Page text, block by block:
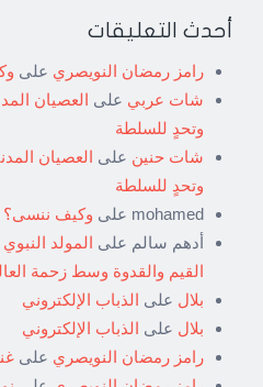
أحدث التعليقات
رامز رمضان النويصري على
شات عربي على العصيان
وتحدٍ للسلطة
شات حنين على العصيان
وتحدٍ للسلطة
mohamed على وكيف ننسى؟
أدهم سالم على المولد
القيم والقدوة وسط زحمة
بلال على الذباب الإلكتروني
بلال على الذباب الإلكتروني
رامز رمضان النويصري على